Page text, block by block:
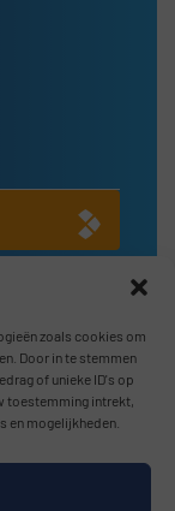
zoals cookies om
Door in te stemmen
of unieke ID's op
toestemming intrekt,
en mogelijkheden.